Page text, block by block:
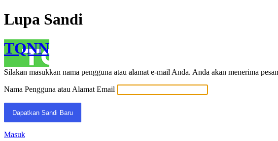
Lupa Sandi
TQNN
Silakan masukkan nama pengguna atau alamat e-mail Anda. Anda akan menerima
Nama Pengguna atau Alamat Email
Masuk